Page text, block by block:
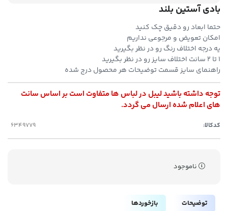
بادی آستین بلند
حتما ابعاد رو دقیق چک کنید
امکان تعویض و مرجوعی نداریم
یه درجه اختلاف رنگ رو در نظر بگیرید
۱ تا ۲ سانت اختلاف سایز رو در نظر بگیرید
راهنمای سایز قسمت توضیحات هر محصول درج شده
توجه داشته باشید لیبل در لباس ها متفاوت است بر اساس سانت
های اعلام شده ارسال می گردد.
کدکالا:
ناموجود
توضیحات بازخوردها